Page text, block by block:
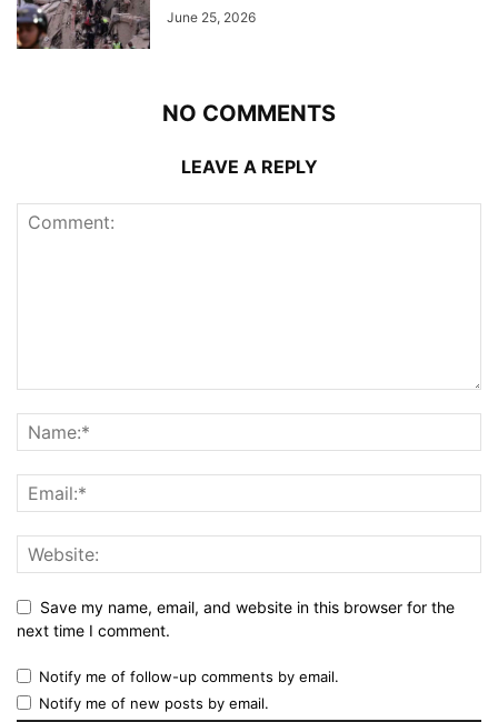
June 25, 2026
NO COMMENTS
LEAVE A REPLY
Save my name, email, and website in this browser for the
next time I comment.
Notify me of follow-up comments by email.
Notify me of new posts by email.